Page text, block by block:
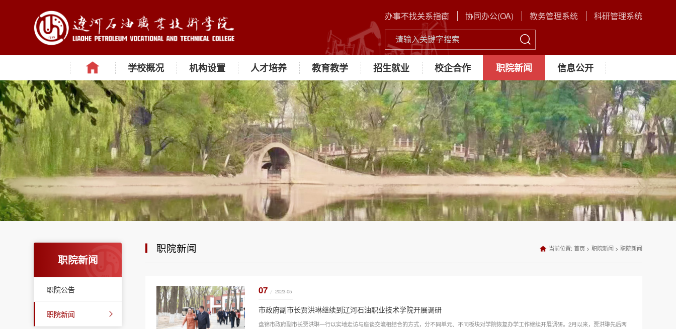
办事不找关系指南 协同办公(OA) 教务管理系统 科研管理系统
学校概况 机构设置 人才培养 教育教学 招生就业 校企合作 职院新闻 信息公开
职院新闻
职院公告
职院新闻
当前位置: 首页> 职院新闻> 职院新闻
职院新闻
07 2023-05
市政府副市长贾洪琳继续到辽河石油职业技术学院开展调研
盘锦市政府副市长贾洪琳一行以实地走访与座谈交流相结合的方式，分不同单元、不同板块对学院恢复办学工作继续开展调研。2月以来，贾洪琳先后两